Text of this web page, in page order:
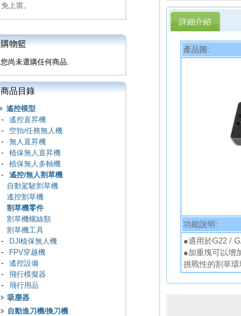
免上當。
購物籃
您尚未選購任何商品.
商品目錄
遙控模型
- 遙控直昇機
- 空拍/任務無人機
- 無人直昇機
- 植保無人直昇機
- 植保無人多軸機
- 遙控/無人割草機
自動駕駛割草機
遙控割草機
割草機零件
割草機螺絲類
割草機工具
-
DJI植保無人機
-
FPV穿越機
- 遙控設備
- 飛行模擬器
- 飛行用品
吸塵器
自動進刀機/換刀機
詳細介紹
產品圖:
功能說明:
●適用於G22 /
●加重塊可以增
挑戰性的割草環